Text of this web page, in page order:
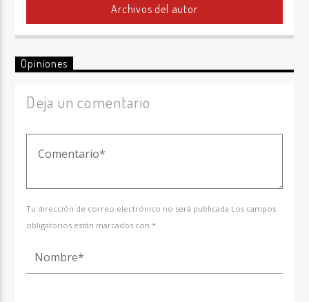
Archivos del autor
Opiniones
Deja un comentario
Tu dirección de correo electrónico no será publicada.Los campos
obligatorios están marcados con *